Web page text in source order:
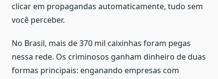
clicar em propagandas automaticamente, tudo sem
você perceber.
No Brasil, mais de 370 mil caixinhas foram pegas
nessa rede. Os criminosos ganham dinheiro de duas
formas principais: enganando empresas com